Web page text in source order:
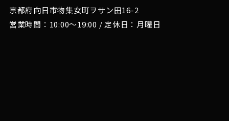
京都府向日市物集女町ヲサン田16-2
営業時間：10:00～19:00 / 定休日：月曜日